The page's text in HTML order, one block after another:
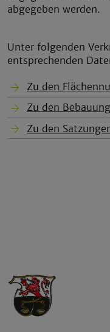
abgegeben werden.
Unter folgenden
entsprechenden
Zu den
Zu den
Zu den